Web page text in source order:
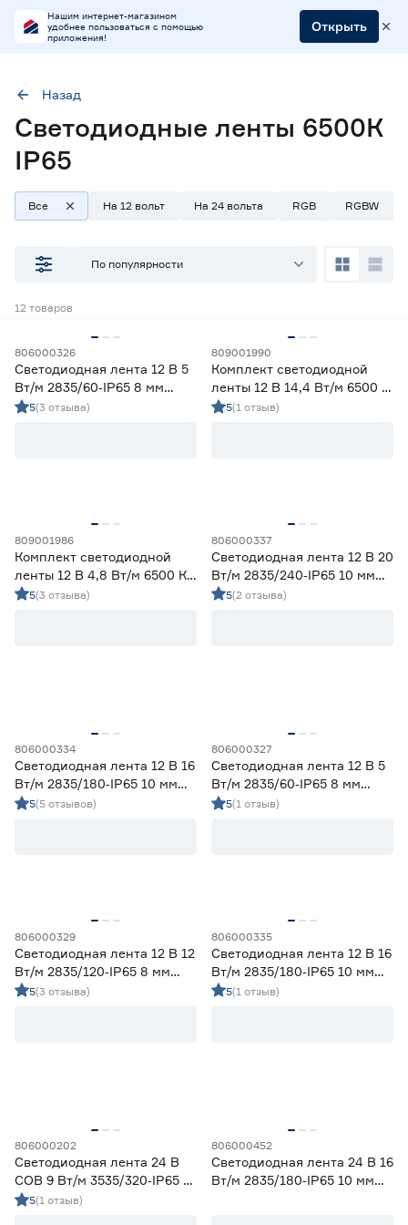
Нашим интернет-магазином
удобнее пользоваться с помощью
приложения!
Открыть
Цветовая температура (К) 6000-6500 (холодный) 6500 (холодный)
Степень защиты (IP)
Наличие в магазинах
ул. им. Данилы Волкореза, 2
Тип
от до
Цвет свечения
2700-3000К - Теплый
0
3500-4100К - Нейтральный
5000-6500К - Холодный
2700 (теплый)
2700-3000 (теплый)
10
3000 (теплый)
3800-4200 (дневной)
Ещё 4
Степень защиты (IP)
Длина (м)
1 1,2 2
Назад
Светодиодные ленты 6500К
IP65
Все На 12 вольт На 24 вольта RGB RGBW
По популярности
12 товаров
806000326
Светодиодная лента 12 В 5
Вт/м 2835/60‑IP65 8 мм
холодный 2 м Geniled
5(3 отзыва)
809001990
Комплект светодиодной
ленты 12 В 14,4 Вт/м 6500 К
IP65 5050 5 м ЭРА
5(1 отзыв)
809001986
Комплект светодиодной
ленты 12 В 4,8 Вт/м 6500 К
IP65 2835 5 м ЭРА
5(3 отзыва)
806000337
Светодиодная лента 12 В 20
Вт/м 2835/240‑IP65 10 мм
холодный 5 м Geniled
5(2 отзыва)
806000334
Светодиодная лента 12 В 16
Вт/м 2835/180‑IP65 10 мм
холодный 2 м Geniled
5(5 отзывов)
806000327
Светодиодная лента 12 В 5
Вт/м 2835/60‑IP65 8 мм
холодный 5 м Geniled
5(1 отзыв)
806000329
Светодиодная лента 12 В 12
Вт/м 2835/120‑IP65 8 мм
холодный 5 м Geniled
5(3 отзыва)
806000335
Светодиодная лента 12 В 16
Вт/м 2835/180‑IP65 10 мм
холодный 5 м Geniled
5(1 отзыв)
806000202
Светодиодная лента 24 В
COB 9 Вт/м 3535/320‑IP65 5
мм холодный 5 м Geniled
5(1 отзыв)
806000452
Светодиодная лента 24 В 16
Вт/м 2835/180‑IP65 10 мм